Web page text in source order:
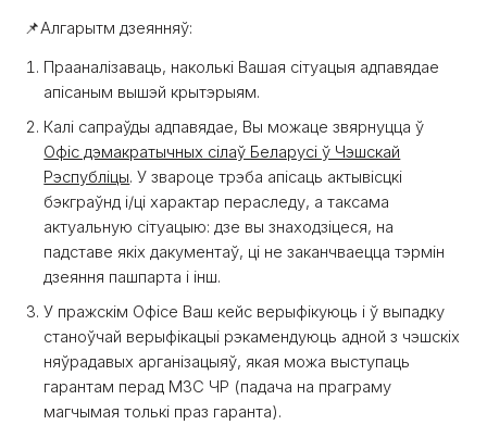
📌Алгарытм дзеянняў:
Прааналізаваць, наколькі Вашая сітуацыя адпавядае
апісаным вышэй крытэрыям.
Калі сапраўды адпавядае, Вы можаце звярнуцца ў
Офіс дэмакратычных сілаў Беларусі ў Чэшскай
Рэспубліцы. У звароце трэба апісаць актывісцкі
бэкграўнд і/ці характар пераследу, а таксама
актуальную сітуацыю: дзе вы знаходзіцеся, на
падставе якіх дакументаў, ці не заканчваецца тэрмін
дзеяння пашпарта і інш.
У пражскім Офісе Ваш кейс верыфікуюць і ў выпадку
станоўчай верыфікацыі рэкамендуюць адной з чэшскіх
няўрадавых арганізацыяў, якая можа выступаць
гарантам перад МЗС ЧР (падача на праграму
магчымая толькі праз гаранта).